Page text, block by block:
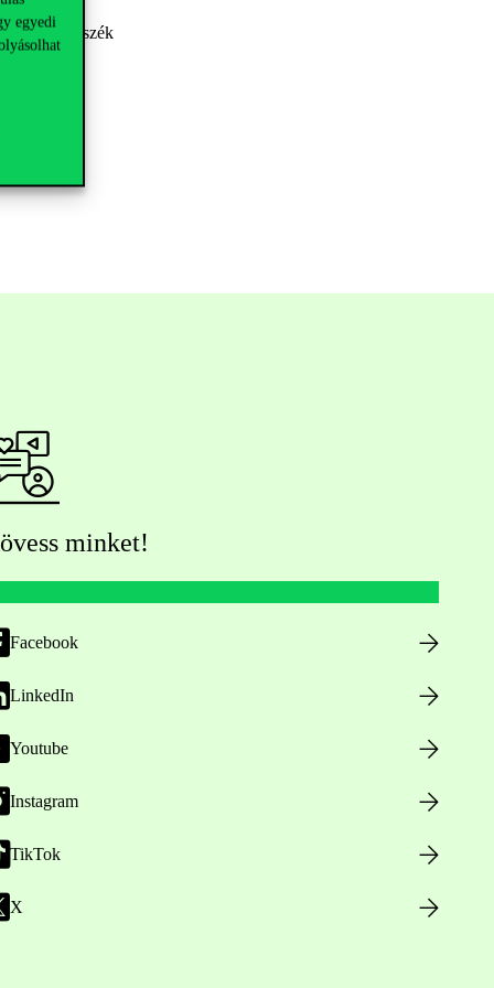
egyedi
Tanszék
minket!
Facebook
LinkedIn
Youtube
Instagram
TikTok
X